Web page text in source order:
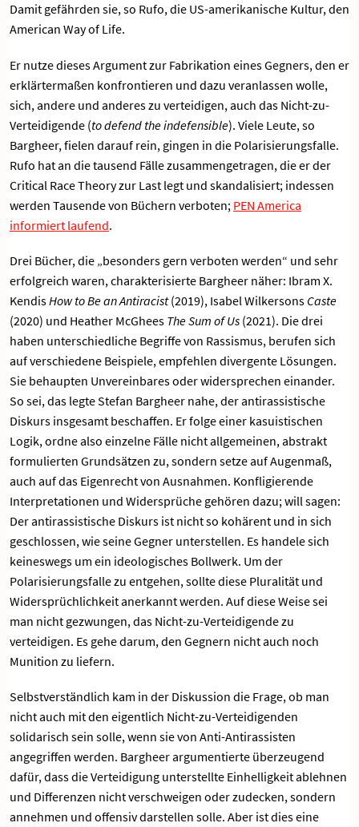
Damit gefährden sie, so Rufo, die US-amerikanische Kultur, den
American Way of Life.
Er nutze dieses Argument zur Fabrikation eines Gegners, den er
erklärtermaßen konfrontieren und dazu veranlassen wolle,
sich, andere und anderes zu verteidigen, auch das Nicht-zu-
Verteidigende (to defend the indefensible). Viele Leute, so
Bargheer, fielen darauf rein, gingen in die Polarisierungsfalle.
Rufo hat an die tausend Fälle zusammengetragen, die er der
Critical Race Theory zur Last legt und skandalisiert; indessen
werden Tausende von Büchern verboten; PEN America
informiert laufend.
Drei Bücher, die „besonders gern verboten werden“ und sehr
erfolgreich waren, charakterisierte Bargheer näher: Ibram X.
KendisHow to Be an Antiracist(2019), Isabel Wilkersons Caste
(2020) und Heather McGhees The Sum of Us (2021). Die drei
haben unterschiedliche Begriffe von Rassismus, berufen sich
auf verschiedene Beispiele, empfehlen divergente Lösungen.
Sie behaupten Unvereinbares oder widersprechen einander.
So sei, das legte Stefan Bargheer nahe, der antirassistische
Diskurs insgesamt beschaffen. Er folge einer kasuistischen
Logik, ordne also einzelne Fälle nicht allgemeinen, abstrakt
formulierten Grundsätzen zu, sondern setze auf Augenmaß,
auch auf das Eigenrecht von Ausnahmen. Konfligierende
Interpretationen und Widersprüche gehören dazu; will sagen:
Der antirassistische Diskurs ist nicht so kohärent und in sich
geschlossen, wie seine Gegner unterstellen. Es handele sich
keineswegs um ein ideologisches Bollwerk. Um der
Polarisierungsfalle zu entgehen, sollte diese Pluralität und
Widersprüchlichkeit anerkannt werden. Auf diese Weise sei
man nicht gezwungen, das Nicht-zu-Verteidigende zu
verteidigen. Es gehe darum, den Gegnern nicht auch noch
Munition zu liefern.
Selbstverständlich kam in der Diskussion die Frage, ob man
nicht auch mit den eigentlich Nicht-zu-Verteidigenden
solidarisch sein solle, wenn sie von Anti-Antirassisten
angegriffen werden. Bargheer argumentierte überzeugend
dafür, dass die Verteidigung unterstellte Einhelligkeit ablehnen
und Differenzen nicht verschweigen oder zudecken, sondern
annehmen und offensiv darstellen solle. Aber ist dies eine